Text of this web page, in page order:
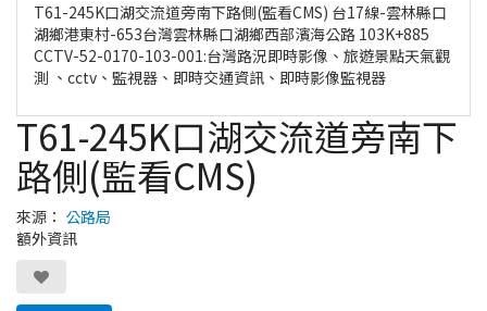
T61-245K口湖交流道旁南下路側(監看CMS) 台17線-雲林縣口
湖鄉港東村-653台灣雲林縣口湖鄉西部濱海公路 103K+885
CCTV-52-0170-103-001:台灣路況即時影像、旅遊景點天氣觀
測 、cctv、監視器、即時交通資訊、即時影像監視器
T61-245K口湖交流道旁南下
路側(監看CMS)
來源： 公路局
額外資訊